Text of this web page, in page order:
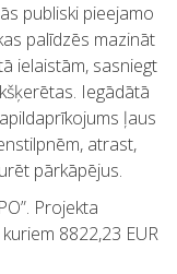
publiski pieejamo
palīdzēs mazināt
ielaistām, sasniegt
Iegādātā
ļaus
atrast,
pārkāpējus.
Projekta
8822,23 EUR